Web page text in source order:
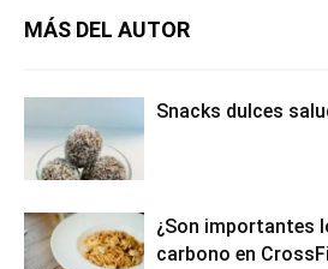
MÁS DEL AUTOR
Snacks dulces
¿Son importantes
carbono en